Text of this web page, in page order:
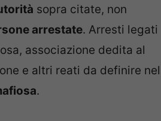
sopra citate, non
arrestate. Arresti legati
associazione dedita al
e altri reati da definire nel
.